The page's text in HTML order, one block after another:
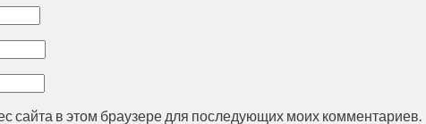
сайта в этом браузере для последующих моих комментариев.